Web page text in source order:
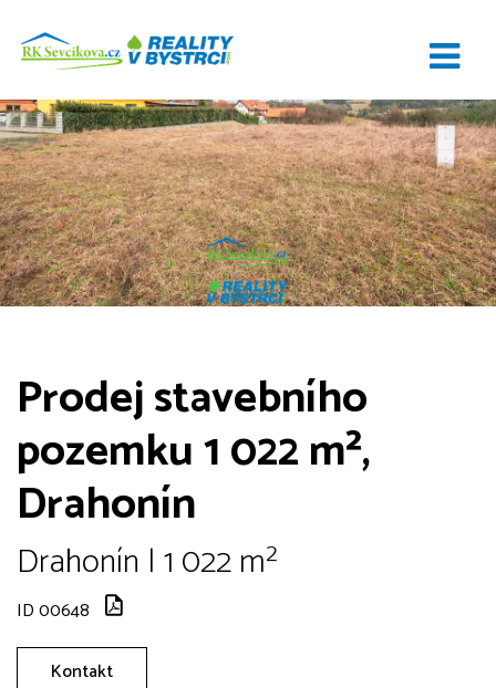
Prodej stavebního
pozemku 1 022 m²,
Drahonín
Drahonín | 1 022 m²
ID 00648
Kontakt